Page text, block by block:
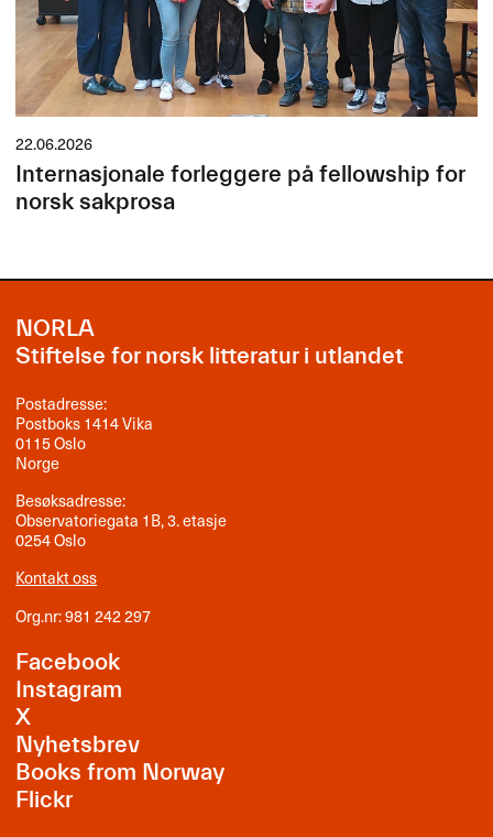
22.06.2026
Internasjonale forleggere på fellowship for
norsk sakprosa
NORLA
Stiftelse for norsk litteratur i utlandet
Postadresse:
Postboks 1414 Vika
0115 Oslo
Norge
Besøksadresse:
Observatoriegata 1B, 3. etasje
0254 Oslo
Kontakt oss
Org.nr: 981 242 297
Facebook
Instagram
X
Nyhetsbrev
Books from Norway
Flickr